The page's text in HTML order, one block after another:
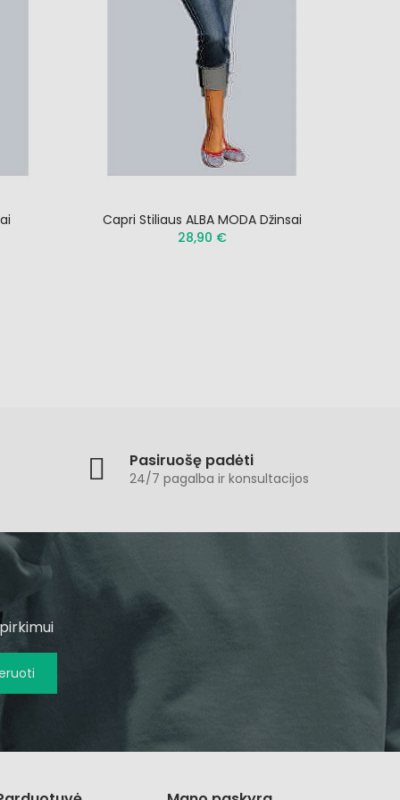
Capri Stiliaus ALBA MODA Džinsai
28,90 €
Pasiruošę padėti
24/7 pagalba ir konsultacijos